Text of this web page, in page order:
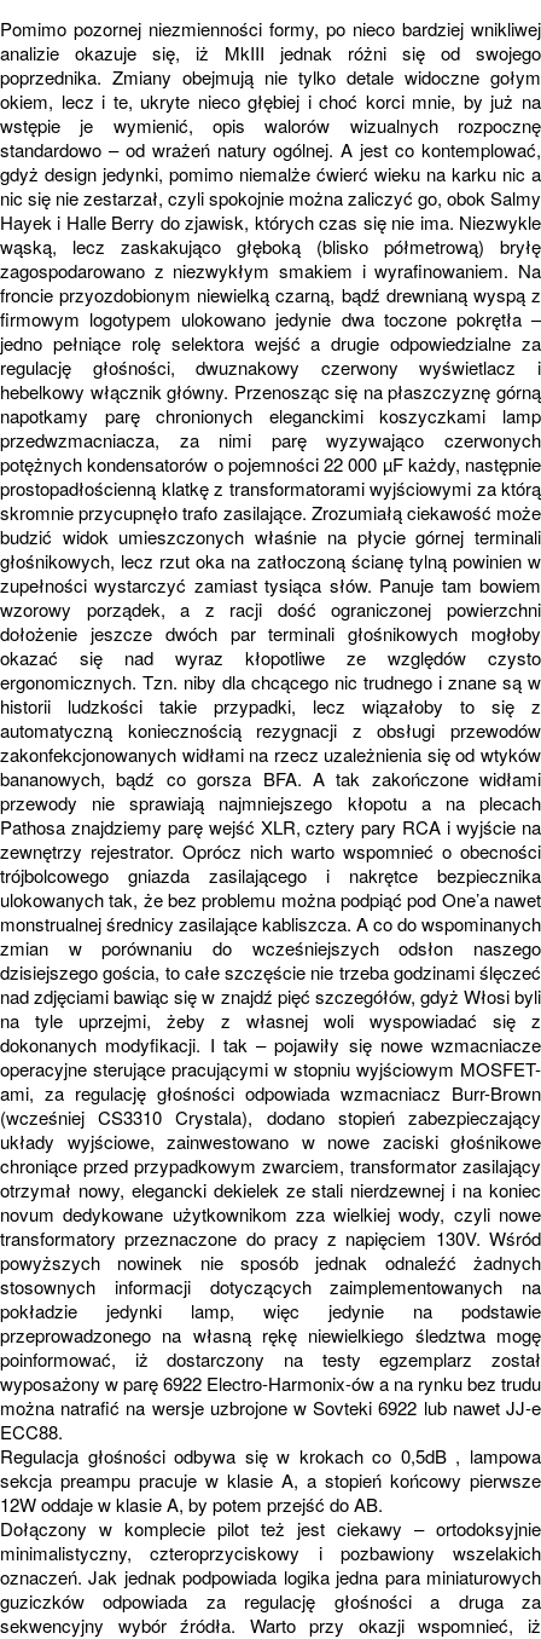
Pomimo pozornej niezmienności formy, po nieco bardziej wnikliwej
analizie okazuje się, iż MkIII jednak różni się od swojego
poprzednika. Zmiany obejmują nie tylko detale widoczne gołym
okiem, lecz i te, ukryte nieco głębiej i choć korci mnie, by już na
wstępie je wymienić, opis walorów wizualnych rozpocznę
standardowo – od wrażeń natury ogólnej. A jest co kontemplować,
gdyż design jedynki, pomimo niemalże ćwierć wieku na karku nic a
nic się nie zestarzał, czyli spokojnie można zaliczyć go, obok Salmy
Hayek i Halle Berry do zjawisk, których czas się nie ima. Niezwykle
wąską, lecz zaskakująco głęboką (blisko półmetrową) bryłę
zagospodarowano z niezwykłym smakiem i wyrafinowaniem. Na
froncie przyozdobionym niewielką czarną, bądź drewnianą wyspą z
firmowym logotypem ulokowano jedynie dwa toczone pokrętła –
jedno pełniące rolę selektora wejść a drugie odpowiedzialne za
regulację głośności, dwuznakowy czerwony wyświetlacz i
hebelkowy włącznik główny. Przenosząc się na płaszczyznę górną
napotkamy parę chronionych eleganckimi koszyczkami lamp
przedwzmacniacza, za nimi parę wyzywająco czerwonych
potężnych kondensatorów o pojemności 22 000 µF każdy, następnie
prostopadłościenną klatkę z transformatorami wyjściowymi za którą
skromnie przycupnęło trafo zasilające. Zrozumiałą ciekawość może
budzić widok umieszczonych właśnie na płycie górnej terminali
głośnikowych, lecz rzut oka na zatłoczoną ścianę tylną powinien w
zupełności wystarczyć zamiast tysiąca słów. Panuje tam bowiem
wzorowy porządek, a z racji dość ograniczonej powierzchni
dołożenie jeszcze dwóch par terminali głośnikowych mogłoby
okazać się nad wyraz kłopotliwe ze względów czysto
ergonomicznych. Tzn. niby dla chcącego nic trudnego i znane są w
historii ludzkości takie przypadki, lecz wiązałoby to się z
automatyczną koniecznością rezygnacji z obsługi przewodów
zakonfekcjonowanych widłami na rzecz uzależnienia się od wtyków
bananowych, bądź co gorsza BFA. A tak zakończone widłami
przewody nie sprawiają najmniejszego kłopotu a na plecach
Pathosa znajdziemy parę wejść XLR, cztery pary RCA i wyjście na
zewnętrzy rejestrator. Oprócz nich warto wspomnieć o obecności
trójbolcowego gniazda zasilającego i nakrętce bezpiecznika
ulokowanych tak, że bez problemu można podpiąć pod One’a nawet
monstrualnej średnicy zasilające kabliszcza. A co do wspominanych
zmian w porównaniu do wcześniejszych odsłon naszego
dzisiejszego gościa, to całe szczęście nie trzeba godzinami ślęczeć
nad zdjęciami bawiąc się w znajdź pięć szczegółów, gdyż Włosi byli
na tyle uprzejmi, żeby z własnej woli wyspowiadać się z
dokonanych modyfikacji. I tak – pojawiły się nowe wzmacniacze
operacyjne sterujące pracującymi w stopniu wyjściowym MOSFET-
ami, za regulację głośności odpowiada wzmacniacz Burr-Brown
(wcześniej CS3310 Crystala), dodano stopień zabezpieczający
układy wyjściowe, zainwestowano w nowe zaciski głośnikowe
chroniące przed przypadkowym zwarciem, transformator zasilający
otrzymał nowy, elegancki dekielek ze stali nierdzewnej i na koniec
novum dedykowane użytkownikom zza wielkiej wody, czyli nowe
transformatory przeznaczone do pracy z napięciem 130V. Wśród
powyższych nowinek nie sposób jednak odnaleźć żadnych
stosownych informacji dotyczących zaimplementowanych na
pokładzie jedynki lamp, więc jedynie na podstawie
przeprowadzonego na własną rękę niewielkiego śledztwa mogę
poinformować, iż dostarczony na testy egzemplarz został
wyposażony w parę 6922 Electro-Harmonix-ów a na rynku bez trudu
można natrafić na wersje uzbrojone w Sovteki 6922 lub nawet JJ-e
ECC88.
Regulacja głośności odbywa się w krokach co 0,5dB , lampowa
sekcja preampu pracuje w klasie A, a stopień końcowy pierwsze
12W oddaje w klasie A, by potem przejść do AB.
Dołączony w komplecie pilot też jest ciekawy – ortodoksyjnie
minimalistyczny, czteroprzyciskowy i pozbawiony wszelakich
oznaczeń. Jak jednak podpowiada logika jedna para miniaturowych
guziczków odpowiada za regulację głośności a druga za
sekwencyjny wybór źródła. Warto przy okazji wspomnieć, iż